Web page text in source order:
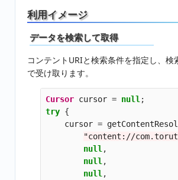
利用イメージ
データを検索して取得
コンテントURIと検索条件を指定し、
で受け取ります。
Cursor cursor = null ;
try {
cursor =
"content://
null ,
null ,
null ,